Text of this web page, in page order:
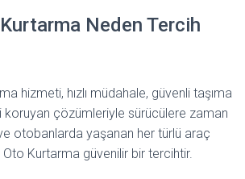
Neden Tercih
hizmeti, hızlı müdahale, güvenli taşıma
koruyan çözümleriyle sürücülere zaman
otobanlarda yaşanan her türlü araç
Kurtarma güvenilir bir tercihtir.